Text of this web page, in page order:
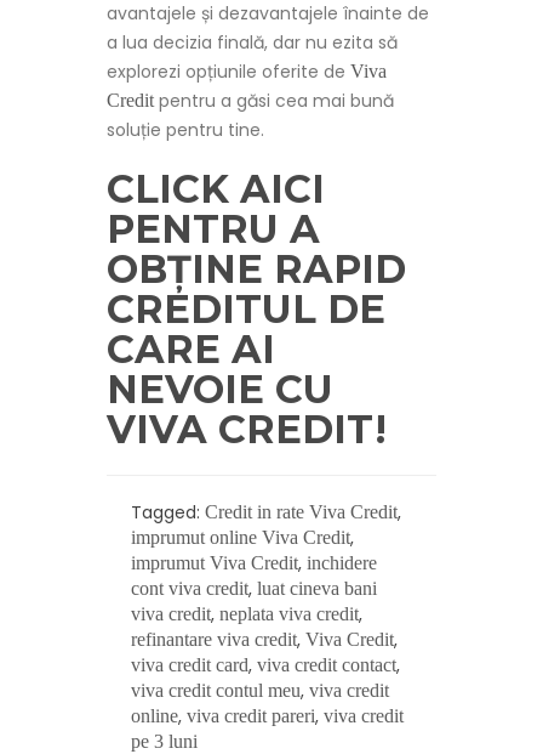
avantajele și dezavantajele înainte de
a lua decizia finală, dar nu ezita să
explorezi opțiunile oferite de Viva
Creditpentru a găsi cea mai bună
soluție pentru tine.
CLICK AICI
PENTRU A
OBȚINE RAPID
CREDITUL DE
CARE AI
NEVOIE CU
VIVA CREDIT!
Tagged: Credit in rate Viva Credit,
imprumut online Viva Credit,
imprumut Viva Credit, inchidere
cont viva credit, luat cineva bani
viva credit, neplata viva credit,
refinantare viva credit, Viva Credit,
viva credit card, viva credit contact,
viva credit contul meu, viva credit
online, viva credit pareri, viva credit
pe 3 luni